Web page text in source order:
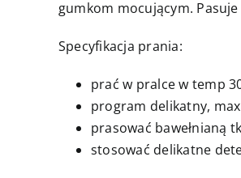
gumkom mocującym.
Specyfikacja prania:
prać w pralce w temp
program delikatny,
prasować bawełnianą
stosować delikatne